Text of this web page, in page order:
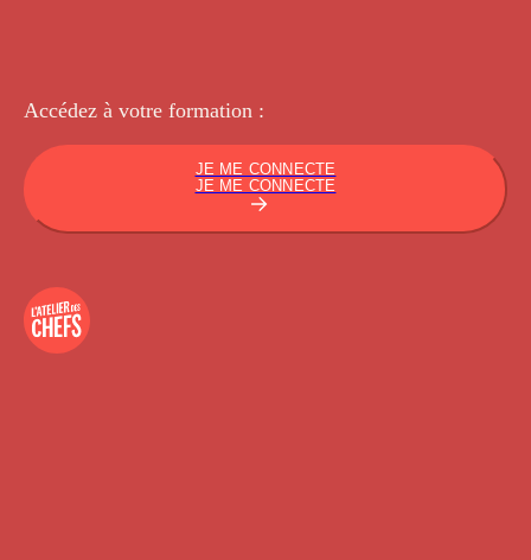
Accédez à votre formation :
JE ME CONNECTE
JE ME CONNECTE